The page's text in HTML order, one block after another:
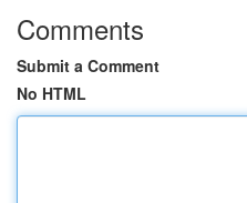
Comments
Submit a Comment
No HTML